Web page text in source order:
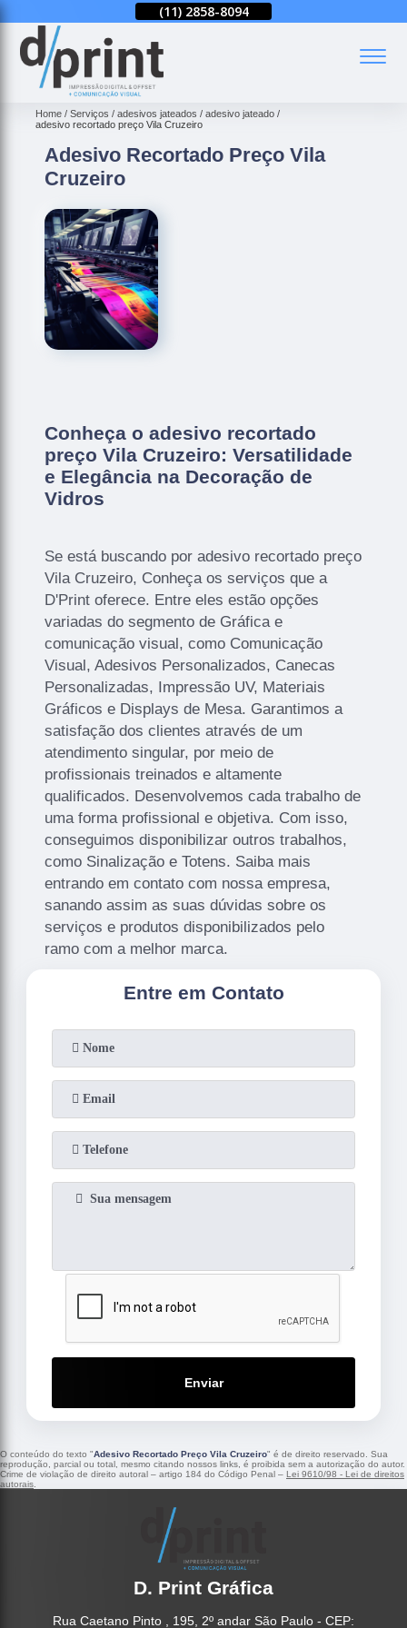
(11) 2858-8094 (11)
Home Serviços adesivos jateados
adesivo jateado
adesivo recortado preço Vila Cruzeiro
Adesivo Recortado Preço Vila
Cruzeiro
Conheça o adesivo recortado
preço Vila Cruzeiro: Versatilidade
e Elegância na Decoração de
Vidros
Se está buscando por adesivo recortado preço
Vila Cruzeiro, Conheça os serviços que a
D'Print oferece. Entre eles estão opções
variadas do segmento de Gráfica e
comunicação visual, como Comunicação
Visual, Adesivos Personalizados, Canecas
Personalizadas, Impressão UV, Materiais
Gráficos e Displays de Mesa. Garantimos a
satisfação dos clientes através de um
atendimento singular, por meio de
profissionais treinados e altamente
qualificados. Desenvolvemos cada trabalho de
uma forma profissional e objetiva. Com isso,
conseguimos disponibilizar outros trabalhos,
como Sinalização e Totens. Saiba mais
entrando em contato com nossa empresa,
sanando assim as suas dúvidas sobre os
serviços e produtos disponibilizados pelo
ramo com a melhor marca.
Entre em Contato
Enviar
O conteúdo do texto "Adesivo Recortado Preço Vila Cruzeiro" é de direito reservado. Sua
reprodução, parcial ou total, mesmo citando nossos links, é proibida sem a autorização do autor.
Crime de violação de direito autoral – artigo 184 do Código Penal – Lei 9610/98 - Lei de direitos
autorais.
D. Print Gráfica
Rua Caetano Pinto , 195, 2º andar São Paulo - CEP: